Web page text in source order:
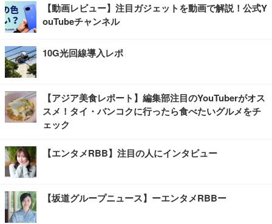
【動画レビュー】注目ガジェットを動画で解説！公式Y
ouTubeチャンネル
10G光回線導入レポ
【アジア美食レポート】編集部注目のYouTuberがオス
スメ！タイ・バンコクに行ったら食べたいグルメをチ
ェック
【エンタメRBB】注目の人にインタビュー
【坂道グループニュース】ーエンタメRBBー